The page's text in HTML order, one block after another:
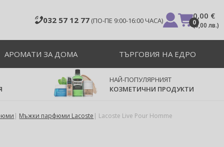
032 57 12 77 (ПО-ПЕ 9:00-16:00 ЧАСА) 0
0,00 €
(0,00 лв.)
АРОМАТИ ЗА ДОМА ТЪРГОВИЯ НА ЕДРО
НАЙ-ПОПУЛЯРНИЯТ
КОЗМЕТИЧНИ ПРОДУКТИ
Мъжки парфюми Lacoste Lacoste Live Pour Homme